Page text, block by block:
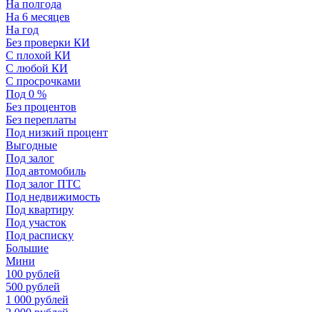
На полгода
На 6 месяцев
На год
Без проверки КИ
С плохой КИ
С любой КИ
С просрочками
Под 0 %
Без процентов
Без переплаты
Под низкий процент
Выгодные
Под залог
Под автомобиль
Под залог ПТС
Под недвижимость
Под квартиру
Под участок
Под расписку
Большие
Мини
100 рублей
500 рублей
1 000 рублей